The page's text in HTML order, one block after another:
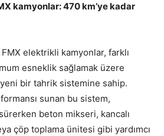
kamyonlar: 470 km’ye kadar
elektrikli kamyonlar, farklı
esneklik sağlamak üzere
bir tahrik sistemine sahip.
sunan bu sistem,
beton mikseri, kancalı
çöp toplama ünitesi gibi yardımcı